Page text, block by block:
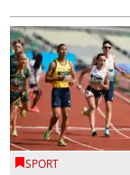
SPORT